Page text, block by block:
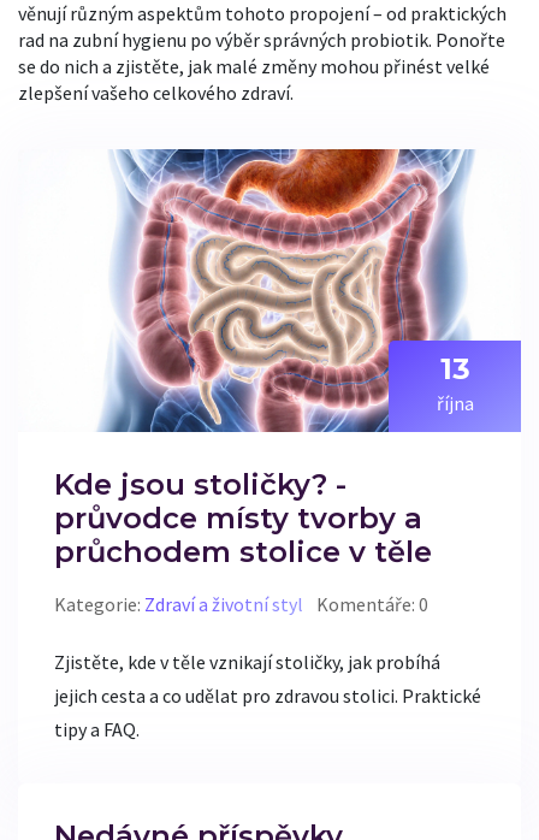
věnují různým aspektům tohoto propojení – od praktických
rad na zubní hygienu po výběr správných probiotik. Ponořte
se do nich a zjistěte, jak malé změny mohou přinést velké
zlepšení vašeho celkového zdraví.
13
října
Kde jsou stoličky? -
průvodce místy tvorby a
průchodem stolice v těle
Kategorie: Zdraví a životní styl Komentáře: 0
Zjistěte, kde v těle vznikají stoličky, jak probíhá
jejich cesta a co udělat pro zdravou stolici. Praktické
tipy a FAQ.